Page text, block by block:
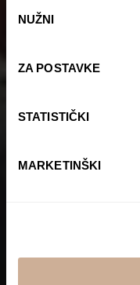
pristanka
NUŽNI
ZA POSTAVKE
STATISTIČKI
MARKETINŠKI